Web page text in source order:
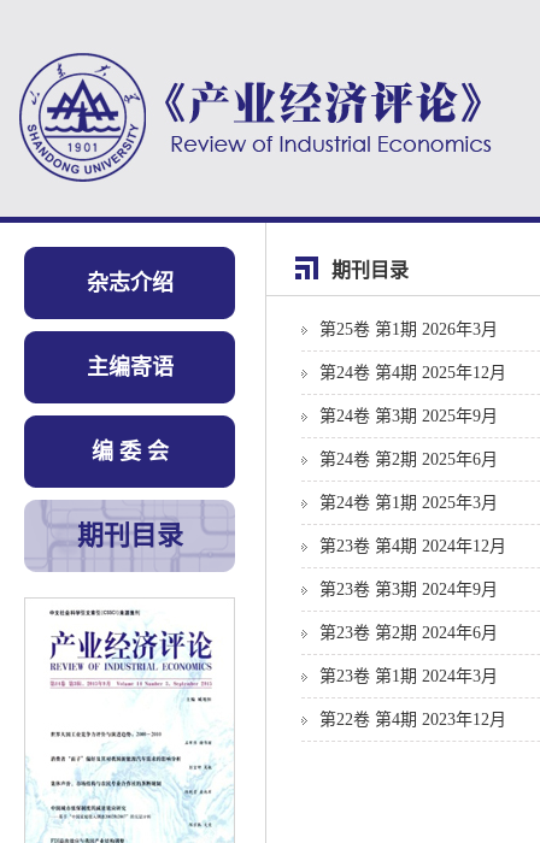
杂志介绍
主编寄语
编 委 会
期刊目录
期刊目录
第25卷 第1期 2026年3月
第24卷 第4期 2025年12月
第24卷 第3期 2025年9月
第24卷 第2期 2025年6月
第24卷 第1期 2025年3月
第23卷 第4期 2024年12月
第23卷 第3期 2024年9月
第23卷 第2期 2024年6月
第23卷 第1期 2024年3月
第22卷 第4期 2023年12月